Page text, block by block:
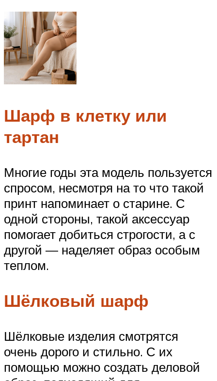
Шарф в клетку или
тартан
Многие годы эта модель пользуется
спросом, несмотря на то что такой
принт напоминает о старине. С
одной стороны, такой аксессуар
помогает добиться строгости, а с
другой — наделяет образ особым
теплом.
Шёлковый шарф
Шёлковые изделия смотрятся
очень дорого и стильно. С их
помощью можно создать деловой